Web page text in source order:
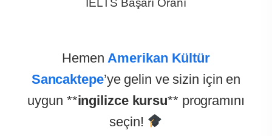
IELTS Başarı Oranı
Hemen Amerikan Kültür
Sancaktepe’ye gelin ve sizin için en
uygun **ingilizce kursu** programını
seçin!